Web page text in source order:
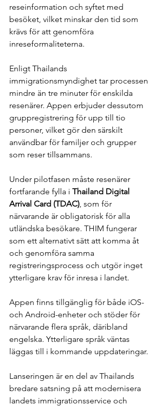
reseinformation och syftet med
besöket, vilket minskar den tid som
krävs för att genomföra
inreseformaliteterna.
Enligt Thailands
immigrationsmyndighet tar processen
mindre än tre minuter för enskilda
resenärer. Appen erbjuder dessutom
gruppregistrering för upp till tio
personer, vilket gör den särskilt
användbar för familjer och grupper
som reser tillsammans.
Under pilotfasen måste resenärer
fortfarande fylla i Thailand Digital
Arrival Card (TDAC) , som för
närvarande är obligatorisk för alla
utländska besökare. THIM fungerar
som ett alternativt sätt att komma åt
och genomföra samma
registreringsprocess och utgör inget
ytterligare krav för inresa i landet.
Appen finns tillgänglig för både iOS-
och Android-enheter och stöder för
närvarande flera språk, däribland
engelska. Ytterligare språk väntas
läggas till i kommande uppdateringar.
Lanseringen är en del av Thailands
bredare satsning på att modernisera
landets immigrationsservice och